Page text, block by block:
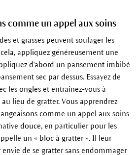
comme un appel aux soins
et grasses peuvent soulager les
appliquez généreusement une
d'abord un pansement imbibé
sec par dessus. Essayez de
les ongles et entraînez-vous à
lieu de gratter. Vous apprendrez
comme un appel aux soins
douce, en particulier pour les
un « bloc à gratter ». Il leur
envie de se gratter sans endommager